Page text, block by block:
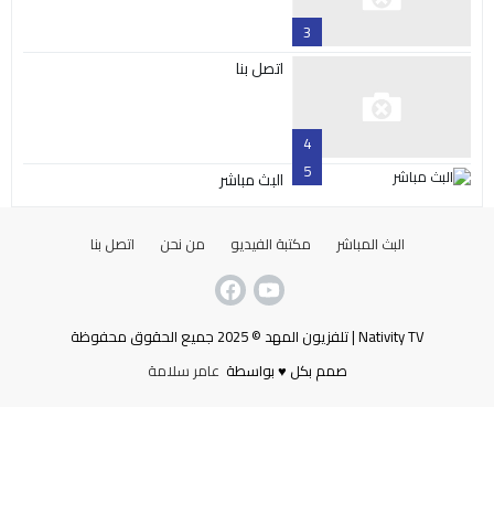
3
4
اتصل بنا
5 البث مباشر
البث المباشر مكتبة الفيديو من نحن اتصل بنا
Nativity TV | تلفزيون المهد © 2025 جميع الحقوق محفوظة
صمم بكل ♥ بواسطة عامر سلامة